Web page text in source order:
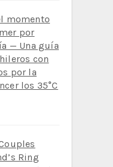
momento
por
— Una guía
con
por la
los 35°C
Ring